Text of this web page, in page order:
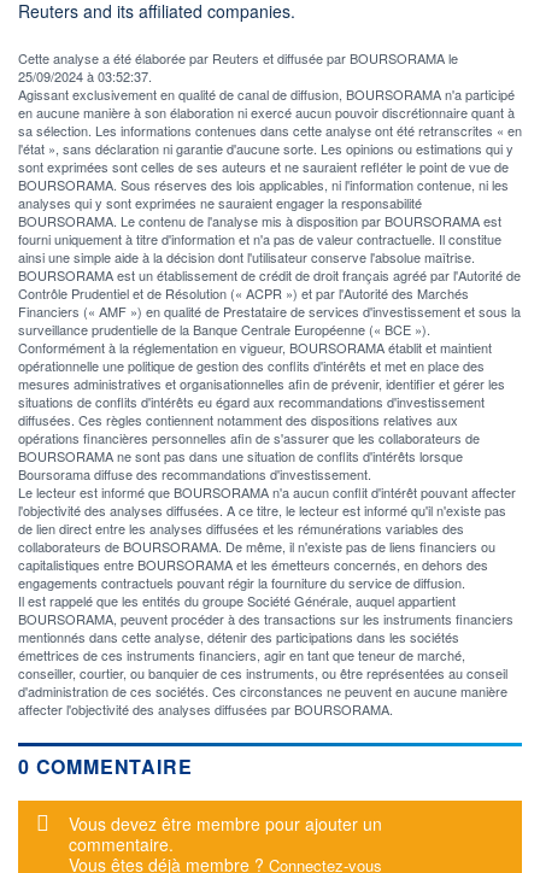
Reuters and its affiliated companies.
Cette analyse a été élaborée par Reuters et diffusée par BOURSORAMA le
25/09/2024 à 03:52:37.
Agissant exclusivement en qualité de canal de diffusion, BOURSORAMA n'a participé
en aucune manière à son élaboration ni exercé aucun pouvoir discrétionnaire quant à
sa sélection. Les informations contenues dans cette analyse ont été retranscrites « en
l'état », sans déclaration ni garantie d'aucune sorte. Les opinions ou estimations qui y
sont exprimées sont celles de ses auteurs et ne sauraient refléter le point de vue de
BOURSORAMA. Sous réserves des lois applicables, ni l'information contenue, ni les
analyses qui y sont exprimées ne sauraient engager la responsabilité
BOURSORAMA. Le contenu de l'analyse mis à disposition par BOURSORAMA est
fourni uniquement à titre d'information et n'a pas de valeur contractuelle. Il constitue
ainsi une simple aide à la décision dont l'utilisateur conserve l'absolue maîtrise.
BOURSORAMA est un établissement de crédit de droit français agréé par l'Autorité de
Contrôle Prudentiel et de Résolution (« ACPR ») et par l'Autorité des Marchés
Financiers (« AMF ») en qualité de Prestataire de services d'investissement et sous la
surveillance prudentielle de la Banque Centrale Européenne (« BCE »).
Conformément à la réglementation en vigueur, BOURSORAMA établit et maintient
opérationnelle une politique de gestion des conflits d'intérêts et met en place des
mesures administratives et organisationnelles afin de prévenir, identifier et gérer les
situations de conflits d'intérêts eu égard aux recommandations d'investissement
diffusées. Ces règles contiennent notamment des dispositions relatives aux
opérations financières personnelles afin de s'assurer que les collaborateurs de
BOURSORAMA ne sont pas dans une situation de conflits d'intérêts lorsque
Boursorama diffuse des recommandations d'investissement.
Le lecteur est informé que BOURSORAMA n'a aucun conflit d'intérêt pouvant affecter
l'objectivité des analyses diffusées. A ce titre, le lecteur est informé qu'il n'existe pas
de lien direct entre les analyses diffusées et les rémunérations variables des
collaborateurs de BOURSORAMA. De même, il n'existe pas de liens financiers ou
capitalistiques entre BOURSORAMA et les émetteurs concernés, en dehors des
engagements contractuels pouvant régir la fourniture du service de diffusion.
Il est rappelé que les entités du groupe Société Générale, auquel appartient
BOURSORAMA, peuvent procéder à des transactions sur les instruments financiers
mentionnés dans cette analyse, détenir des participations dans les sociétés
émettrices de ces instruments financiers, agir en tant que teneur de marché,
conseiller, courtier, ou banquier de ces instruments, ou être représentées au conseil
d'administration de ces sociétés. Ces circonstances ne peuvent en aucune manière
affecter l'objectivité des analyses diffusées par BOURSORAMA.
0 COMMENTAIRE
Message d'alerte
Vous devez être membre pour ajouter un
commentaire.
Vous êtes déjà membre ? Connectez-vous